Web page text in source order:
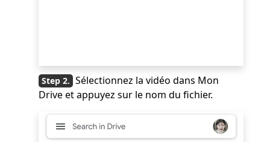
Sélectionnez la vidéo dans Mon
Drive et appuyez sur le nom du fichier.